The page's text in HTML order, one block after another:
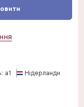
a1 Нідерланди